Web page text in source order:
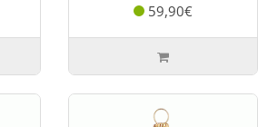
59,90€